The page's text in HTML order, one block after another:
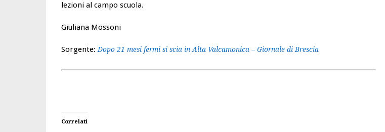
lezioni al campo scuola.
Giuliana Mossoni
Sorgente:Dopo 21 mesi fermi si scia in Alta Valcamonica – Giornale di Brescia
Correlati